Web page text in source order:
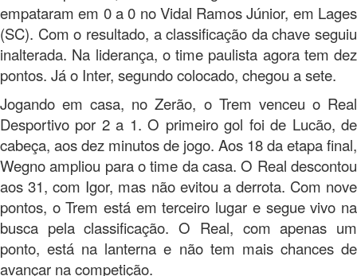
empataram em 0 a 0 no Vidal Ramos Júnior, em Lages
(SC). Com o resultado, a classificação da chave seguiu
inalterada. Na liderança, o time paulista agora tem dez
pontos. Já o Inter, segundo colocado, chegou a sete.
Jogando em casa, no Zerão, o Trem venceu o Real
Desportivo por 2 a 1. O primeiro gol foi de Lucão, de
cabeça, aos dez minutos de jogo. Aos 18 da etapa final,
Wegno ampliou para o time da casa. O Real descontou
aos 31, com Igor, mas não evitou a derrota. Com nove
pontos, o Trem está em terceiro lugar e segue vivo na
busca pela classificação. O Real, com apenas um
ponto, está na lanterna e não tem mais chances de
avançar na competição.